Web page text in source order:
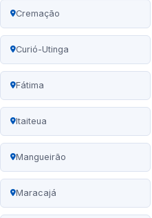
Cremação
Curió-Utinga
Fátima
Itaiteua
Mangueirão
Maracajá